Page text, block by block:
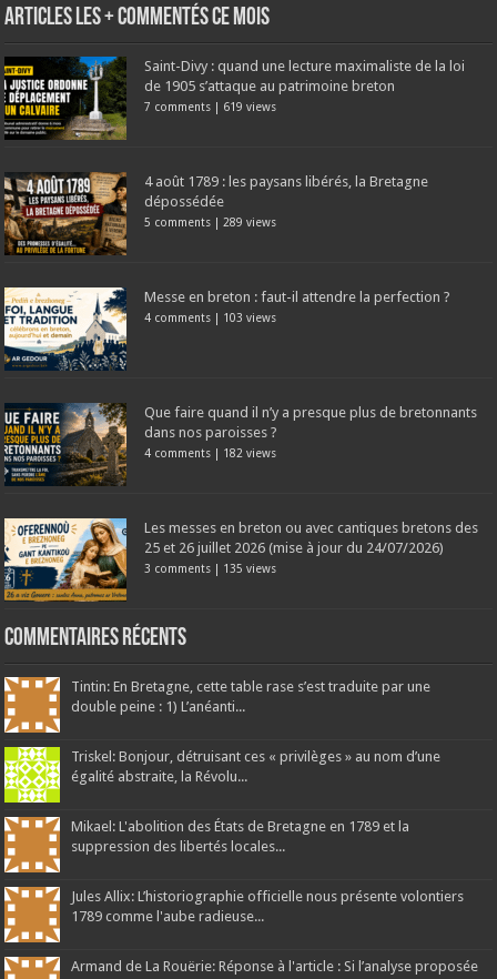
Articles les + commentés ce mois
Saint-Divy : quand une lecture maximaliste de la loi
de 1905 s’attaque au patrimoine breton
7 comments | 619 views
4 août 1789 : les paysans libérés, la Bretagne
dépossédée
5 comments | 289 views
Messe en breton : faut-il attendre la perfection ?
4 comments | 103 views
Que faire quand il n’y a presque plus de bretonnants
dans nos paroisses ?
4 comments | 182 views
Les messes en breton ou avec cantiques bretons des
25 et 26 juillet 2026 (mise à jour du 24/07/2026)
3 comments | 135 views
Commentaires récents
Tintin: En Bretagne, cette table rase s’est traduite par une
double peine : 1) L’anéanti...
Triskel: Bonjour, détruisant ces « privilèges » au nom d’une
égalité abstraite, la Révolu...
Mikael: L'abolition des États de Bretagne en 1789 et la
suppression des libertés locales...
Jules Allix: L’historiographie officielle nous présente volontiers
1789 comme l'aube radieuse...
Armand de La Rouërie: Réponse à l'article : Si l’analyse proposée